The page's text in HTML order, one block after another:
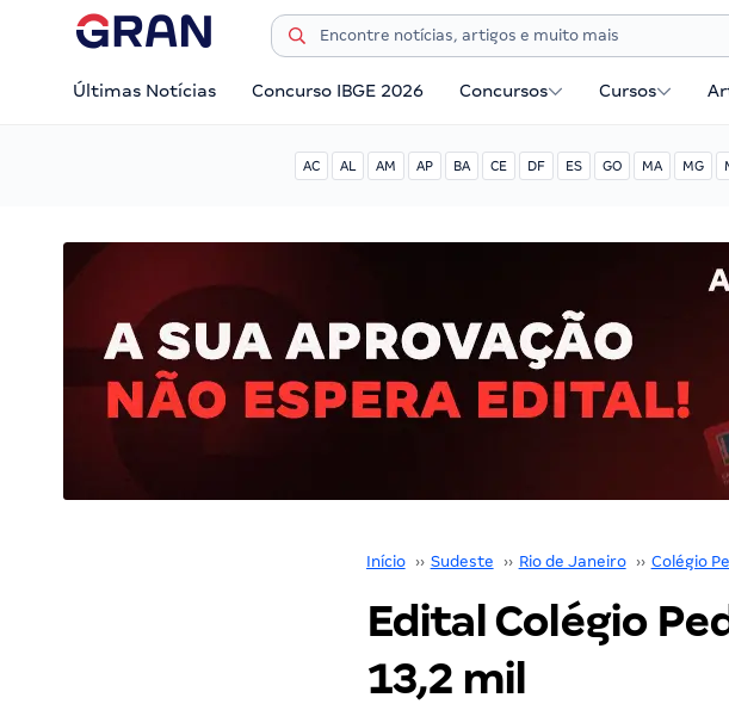
Últimas Notícias Concurso IBGE 2026 Concursos Cursos
AC AL AM AP BA CE DF ES GO MA MG
Início ›› Sudeste ›› Rio de Janeiro ›› Colégio
Edital Colégio
13,2 mil